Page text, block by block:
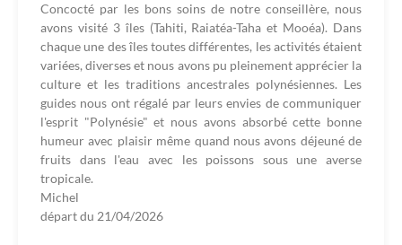
Concocté par les bons soins de notre conseillère, nous
avons visité 3 îles (Tahiti, Raiatéa-Taha et Mooéa). Dans
chaque une des îles toutes différentes, les activités étaient
variées, diverses et nous avons pu pleinement apprécier la
culture et les traditions ancestrales polynésiennes. Les
guides nous ont régalé par leurs envies de communiquer
l'esprit "Polynésie" et nous avons absorbé cette bonne
humeur avec plaisir même quand nous avons déjeuné de
fruits dans l'eau avec les poissons sous une averse
tropicale.
Michel
départ du 21/04/2026